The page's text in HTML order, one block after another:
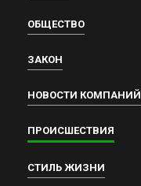
ОБЩЕСТВО
ЗАКОН
НОВОСТИ КОМПАНИЙ
ПРОИСШЕСТВИЯ
СТИЛЬ ЖИЗНИ